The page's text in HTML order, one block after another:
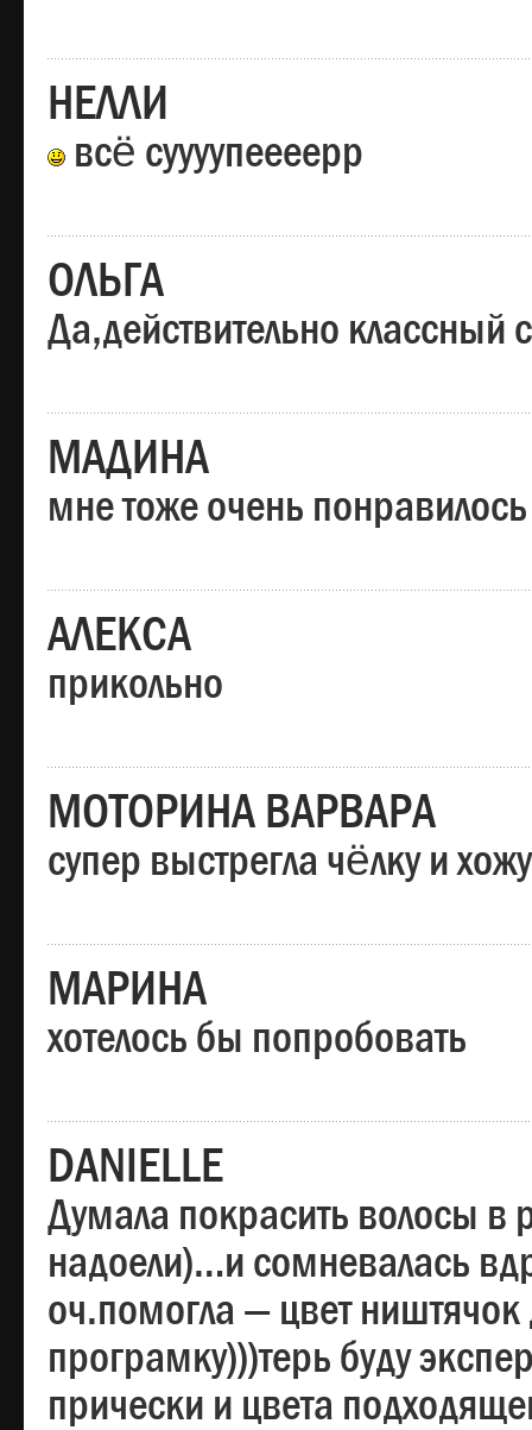
НЕЛЛИ
всё суууупеееерр
ОЛЬГА
Да,действительно классный
МАДИНА
мне тоже очень
АЛЕКСА
прикольно
МОТОРИНА ВАРВАРА
супер выстрегла чёлку и
МАРИНА
хотелось бы попробовать
DANIELLE
Думала покрасить волосы
надоели)…и сомневалась
оч.помогла — цвет
програмку)))терь буду
прически и цвета